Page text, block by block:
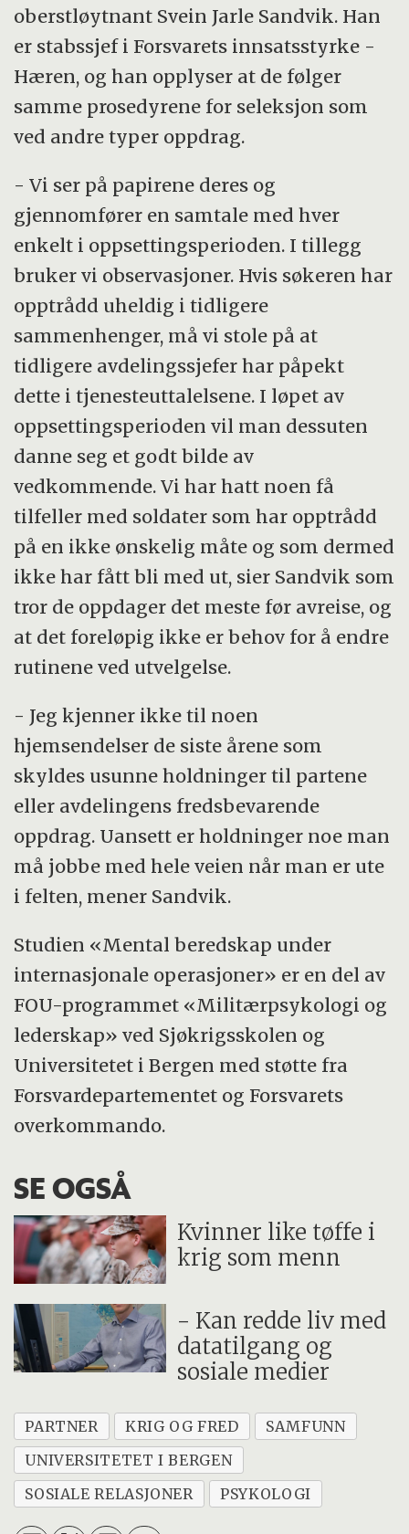
oberstløytnant Svein Jarle Sandvik. Han
er stabssjef i Forsvarets innsatsstyrke -
Hæren, og han opplyser at de følger
samme prosedyrene for seleksjon som
ved andre typer oppdrag.
- Vi ser på papirene deres og
gjennomfører en samtale med hver
enkelt i oppsettingsperioden. I tillegg
bruker vi observasjoner. Hvis søkeren har
opptrådd uheldig i tidligere
sammenhenger, må vi stole på at
tidligere avdelingssjefer har påpekt
dette i tjenesteuttalelsene. I løpet av
oppsettingsperioden vil man dessuten
danne seg et godt bilde av
vedkommende. Vi har hatt noen få
tilfeller med soldater som har opptrådd
på en ikke ønskelig måte og som dermed
ikke har fått bli med ut, sier Sandvik som
tror de oppdager det meste før avreise, og
at det foreløpig ikke er behov for å endre
rutinene ved utvelgelse.
- Jeg kjenner ikke til noen
hjemsendelser de siste årene som
skyldes usunne holdninger til partene
eller avdelingens fredsbevarende
oppdrag. Uansett er holdninger noe man
må jobbe med hele veien når man er ute
i felten, mener Sandvik.
Studien «Mental beredskap under
internasjonale operasjoner» er en del av
FOU-programmet «Militærpsykologi og
lederskap» ved Sjøkrigsskolen og
Universitetet i Bergen med støtte fra
Forsvardepartementet og Forsvarets
overkommando.
SE OGSÅ
Kvinner like tøffe i
krig som menn
- Kan redde liv med
datatilgang og
sosiale medier
PARTNER KRIG OG FRED
SAMFUNN
UNIVERSITETET I BERGEN
SOSIALE RELASJONER
PSYKOLOGI